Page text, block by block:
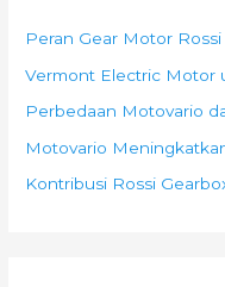
t
u
k
:
Peran Gear Motor
Vermont Electric Motor
Perbedaan Motovario
Motovario
Kontribusi Rossi